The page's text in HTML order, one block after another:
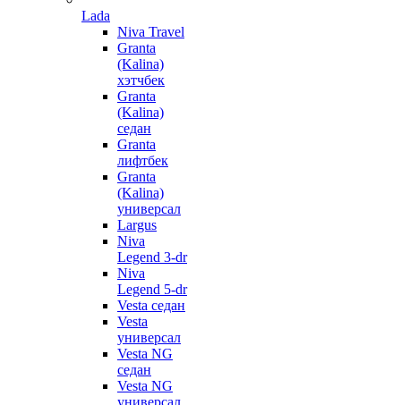
Lada
Niva Travel
Granta
(Kalina)
хэтчбек
Granta
(Kalina)
седан
Granta
лифтбек
Granta
(Kalina)
универсал
Largus
Niva
Legend 3-dr
Niva
Legend 5-dr
Vesta седан
Vesta
универсал
Vesta NG
седан
Vesta NG
универсал